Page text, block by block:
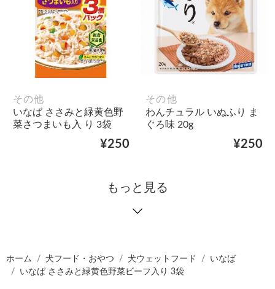
その他
いなば ささみと緑黄色野
菜さつまいも入 り 3袋
¥250
その他
わんチュラル いぬふり ま
ぐろ味 20g
¥250
もっと見る
ホーム 犬フード・おやつ 犬ウェットフード
いなば
いなば ささみと緑黄色野菜ビーフ入り 3袋